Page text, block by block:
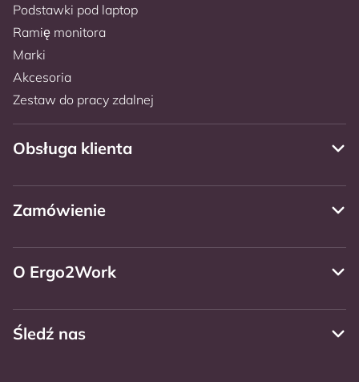
Podstawki pod laptop
Ramię monitora
Marki
Akcesoria
Zestaw do pracy zdalnej
Obsługa klienta
Zamówienie
O Ergo2Work
Śledź nas